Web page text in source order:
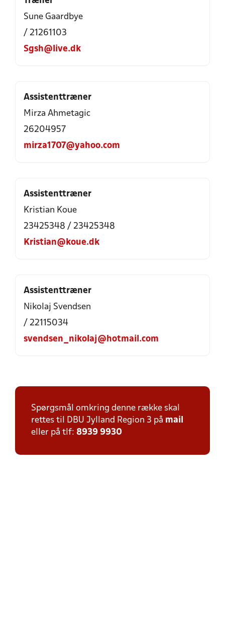
Sune Gaardbye
/ 21261103
Sgsh@live.dk
Assistenttræner
Mirza Ahmetagic
26204957
mirza1707@yahoo.com
Assistenttræner
Kristian Koue
23425348 / 23425348
Kristian@koue.dk
Assistenttræner
Nikolaj Svendsen
/ 22115034
svendsen_nikolaj@hotmail.com
Spørgsmål omkring denne række skal
rettes til DBU Jylland Region 3 på mail
eller på tlf: 8939 9930